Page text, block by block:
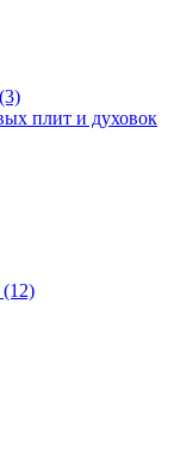
плит и духовок
(12)